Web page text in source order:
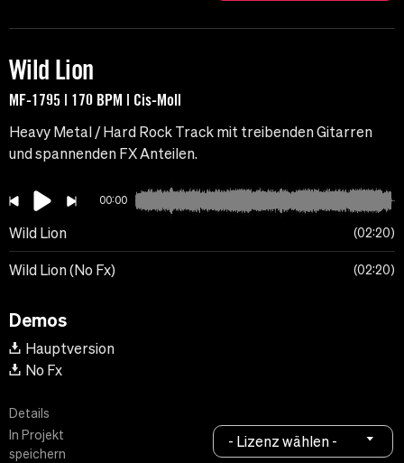
Wild Lion
MF-1795 | 170 BPM | Cis-Moll
Heavy Metal / Hard Rock Track mit treibenden Gitarren
und spannenden FX Anteilen.
00:00
Wild Lion 02:20
Wild Lion (No Fx) 02:20
Demos
Hauptversion
No Fx
Details
In Projekt
speichern
- Lizenz wählen -